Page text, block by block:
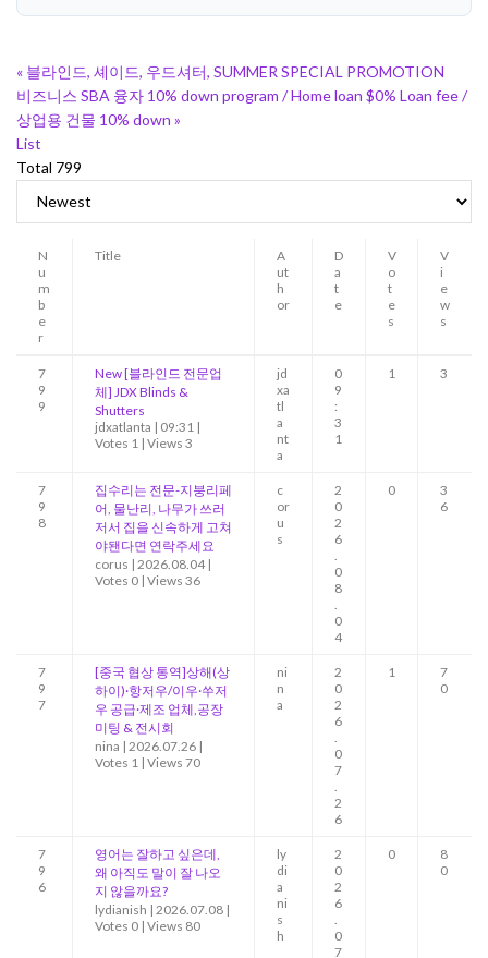
« 블라인드, 셰이드, 우드셔터, SUMMER SPECIAL PROMOTION
비즈니스 SBA 융자 10% down program / Home loan $0% Loan fee /
상업용 건물 10% down »
List
Total 799
N
u
m
b
e
r
Title
A
ut
h
or
D
a
t
e
V
o
t
e
s
V
i
e
w
s
7
9
9
New[블라인드 전문업
체] JDX Blinds &
Shutters
jdxatlanta | 09:31 |
Votes 1 | Views 3
jd
xa
tl
a
nt
a
0
9
:
3
1
1 3
7
9
8
집수리는 전문-지붕리페
어, 물난리, 나무가 쓰러
저서 집을 신속하게 고쳐
야됀다면 연락주세요
corus | 2026.08.04 |
Votes 0 | Views 36
c
or
u
s
2
0
2
6
0
8
0
4
0
3
6
7
9
7
[중국 협상 통역]상해(상
하이)·항저우/이우·쑤저
우 공급·제조 업체,공장
미팅 & 전시회
nina | 2026.07.26 |
Votes 1 | Views 70
ni
n
a
2
0
2
6
0
7
2
6
1
7
0
7
9
6
영어는 잘하고 싶은데,
왜 아직도 말이 잘 나오
지 않을까요?
lydianish | 2026.07.08 |
Votes 0 | Views 80
ly
di
a
ni
s
h
2
0
2
6
0
7
0
8
0